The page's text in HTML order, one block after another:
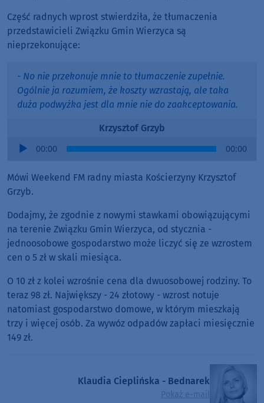
Część radnych wprost stwierdziła, że tłumaczenia
przedstawicieli Związku Gmin Wierzyca są
nieprzekonujące:
- No nie przekonuje mnie to tłumaczenie zupełnie.
Ogólnie ja rozumiem, że koszty wzrastają, ale taka
duża podwyżka jest dla mnie nie do zaakceptowania.
Krzysztof Grzyb
Audio
00:00 00:00
Mówi Weekend FM radny miasta Kościerzyny Krzysztof
Grzyb.
Dodajmy, że zgodnie z nowymi stawkami obowiązującymi
na terenie Związku Gmin Wierzyca, od stycznia -
jednoosobowe gospodarstwo może liczyć się ze wzrostem
cen o 5 zł w skali miesiąca.
O 10 zł z kolei wzrośnie cena dla dwuosobowej rodziny. To
teraz 98 zł. Największy - 24 złotowy - wzrost notuje
natomiast gospodarstwo domowe, w którym mieszkają
trzy i więcej osób. Za wywóz odpadów zapłaci miesięcznie
149 zł.
Klaudia Cieplińska - Bednarek
Pokaż e-mail